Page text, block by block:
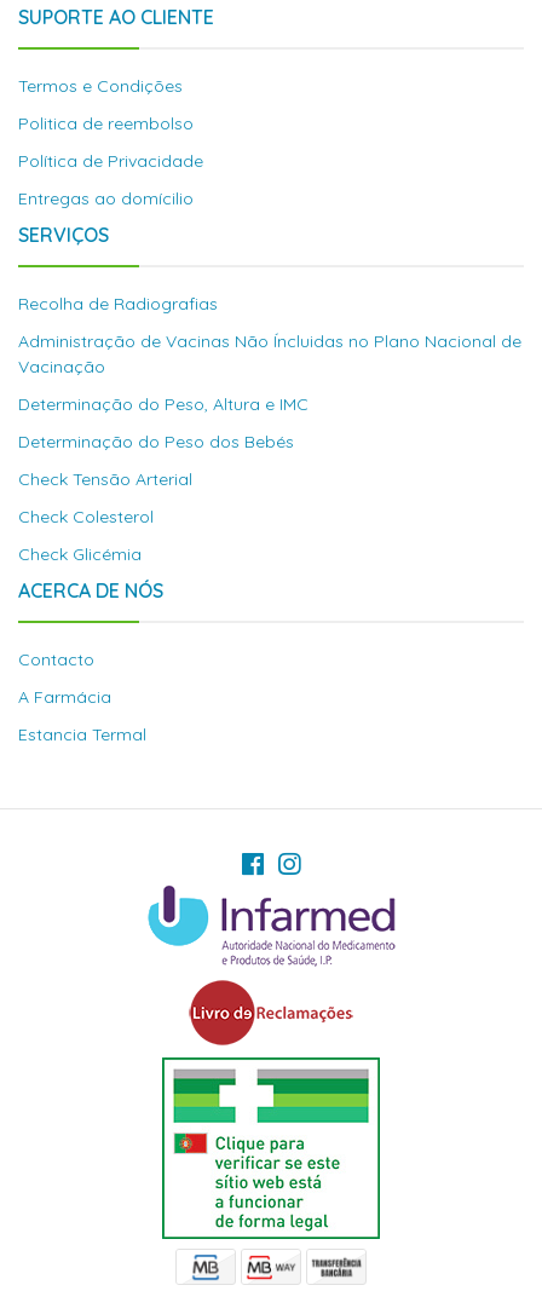
SUPORTE AO CLIENTE
Termos e Condições
Politica de reembolso
Política de Privacidade
Entregas ao domícilio
SERVIÇOS
Recolha de Radiografias
Administração de Vacinas Não Íncluidas no Plano Nacional de
Vacinação
Determinação do Peso, Altura e IMC
Determinação do Peso dos Bebés
Check Tensão Arterial
Check Colesterol
Check Glicémia
ACERCA DE NÓS
Contacto
A Farmácia
Estancia Termal